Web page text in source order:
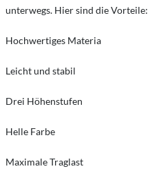
unterwegs. Hier sind die Vorteile:
Hochwertiges Materia
Leicht und stabil
Drei Höhenstufen
Helle Farbe
Maximale Traglast